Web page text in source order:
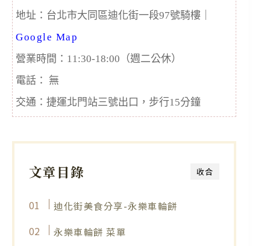
地址：台北市大同區迪化街一段97號騎樓
Google Map
營業時間：11:30-18:00（週二公休）
電話： 無
交通：捷運北門站三號出口，步行15分鐘
收合
文章目錄
迪化街美食分享-永樂車輪餅
永樂車輪餅 菜單